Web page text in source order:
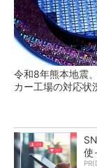
令和8年熊本地震
カー工場の対応状
使